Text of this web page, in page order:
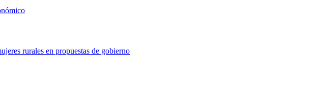
rurales en propuestas de gobierno